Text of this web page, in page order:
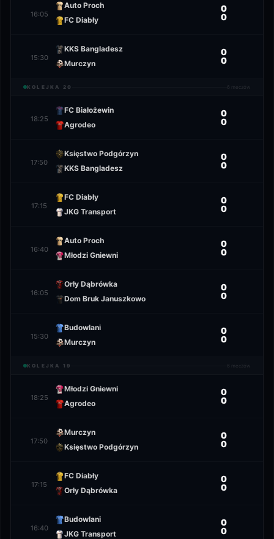
16:05
Auto Proch
FC Diabły
0
0
15:30
KKS Bangladesz
Murczyn
0
0
KOLEJKA 20 meczów
18:25
FC Białożewin
Agrodeo
0
0
17:50
Księstwo Podgórzyn
KKS Bangladesz
0
0
17:15
FC Diabły
JKG Transport
0
0
16:40
Auto Proch
Młodzi Gniewni
0
0
16:05
Orły Dąbrówka
Dom Bruk Januszkowo
0
0
15:30
Budowlani
Murczyn
0
0
KOLEJKA 19 meczów
18:25
Młodzi Gniewni
Agrodeo
0
0
17:50
Murczyn
Księstwo Podgórzyn
0
0
17:15
FC Diabły
Orły Dąbrówka
0
0
16:40
Budowlani
JKG Transport
0
0